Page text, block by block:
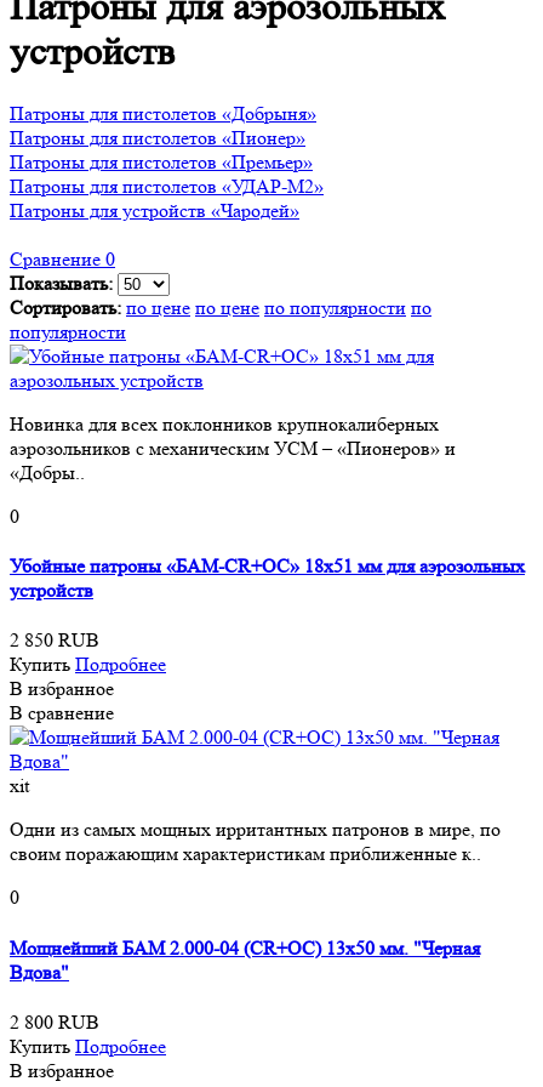
устройств
Патроны для пистолетов «Добрыня»
Патроны для пистолетов «Пионер»
Патроны для пистолетов «Премьер»
Патроны для пистолетов «УДАР-M2»
Патроны для устройств «Чародей»
Сравнение 0
Показывать:
Сортировать: по цене по цене по популярности по
популярности
Новинка для всех поклонников крупнокалиберных
аэрозольников с механическим УСМ – «Пионеров» и
«Добры..
0
Убойные патроны «БАМ-CR+ОС» 18х51 мм для аэрозольных
устройств
2 850 RUB
Купить Подробнее
В избранное
В сравнение
xit
Одни из самых мощных ирритантных патронов в мире, по
своим поражающим характеристикам приближенные к..
0
Мощнейший БАМ 2.000-04 (CR+OC) 13х50 мм. "Черная
Вдова"
2 800 RUB
Купить Подробнее
В избранное